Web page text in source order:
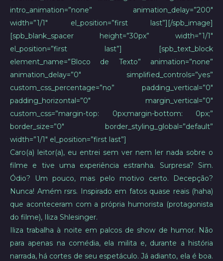
intro_animation=”none” animation_delay=”200″
width=”1/1″ el_position=”first last”][/spb_image]
[spb_blank_spacer height=”30px” width=”1/1″
el_position=”first last”] [spb_text_block
element_name=”Bloco de Texto” animation=”none”
animation_delay=”0″ simplified_controls=”yes”
custom_css_percentage=”no” padding_vertical=”0″
padding_horizontal=”0″ margin_vertical=”0″
custom_css=”margin-top: 0px;margin-bottom: 0px;”
border_size=”0″ border_styling_global=”default”
width=”1/1″ el_position=”first last”]
Caro(a) leitor(a), eu entrei sem ver nem ler nada sobre o
filme e tive uma experiência estranha. Surpresa? Sim.
Ódio? Um pouco, mas pelo motivo certo. Decepção?
Nunca! Amém rsrs. Inspirado em fatos quase reais (haha)
que aconteceram com a própria humorista (protagonista
do filme), Iliza Shlesinger.
Iliza trabalha à noite em palcos de show de humor. Não
para apenas na comédia, ela milita e, durante a história
narrada, há cortes de seu espetáculo. Já adianto, ela é boa.